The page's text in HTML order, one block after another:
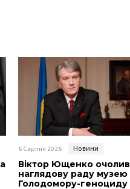
6 Серпня 2026 Новини
Віктор Ющенко очолив
наглядову раду музею
Голодомору-геноциду